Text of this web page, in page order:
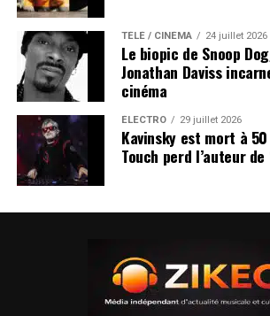
TÉLÉ / CINÉMA 24 juillet 2026
Le biopic de Snoop
Jonathan Daviss
cinéma
ÉLECTRO 29 juillet 2026
Kavinsky est mort à
Touch perd l’auteur